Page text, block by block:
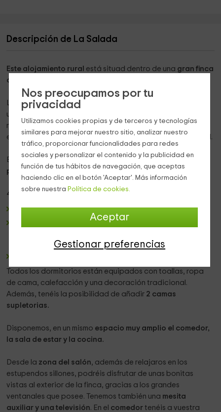
Nos preocupamos por tu
privacidad
Utilizamos cookies propias y de terceros y tecnologías
similares para mejorar nuestro sitio, analizar nuestro
tráfico, proporcionar funcionalidades para redes
sociales y personalizar el contenido y la publicidad en
función de tus hábitos de navegación, que aceptas
haciendo clic en el botón 'Aceptar'. Más información
sobre nuestra Política de cookies.
Aceptar
Gestionar preferencias
Descripción de La Salada
Este alojamiento rural está situad dentro de una gran finca
de Lladurs,
La vivienda está envuelta de montañas y de naturaleza. Es
una
renovado recientemente manteniendo algunos de sus
elementos para no perder toda su originalidad traidicional.
El alojamiento tiene una
capacidad máxima para 8
personas
4 habitaciones
2 son de matrimonio.
2 habitaciónes con camas individuales y capacidad
Todos los dormitorios están equipados con toallas, ropa
de cama, calefacción y una decoración tradicional.
Además, tenéis la posibilidad de añadir 2 camas
supletorias.
Disponemos, en un mismo espacio muy amplio el comedor,
la sala de estar y la cocina.
Desde la zona del salón, además de relajaros en los
estupendos sillones, podréis disfrutar de unas bonitas
vistas al exterior de la finca, gracias a los grandes
ventanales que posee. Tenemos también una mesita
auxiliar y una televisión. En el comedor tenéis a vuestra